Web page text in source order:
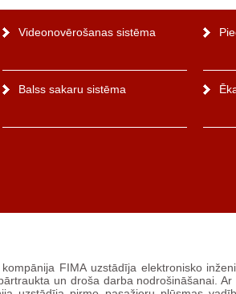
Videonovērošanas sistēma
Balss sakaru sistēma
FIMA uzstādīja elektronisko
un droša darba nodrošināšanai.